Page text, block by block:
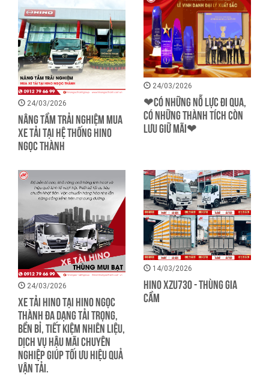
24/03/2026
NÂNG TẦM TRẢI NGHIỆM MUA
XE TẢI TẠI HỆ THỐNG HINO
NGỌC THÀNH
24/03/2026
❤CÓ NHỮNG NỖ LỰC ĐI QUA,
CÓ NHỮNG THÀNH TÍCH CÒN
LƯU GIỮ MÃI❤
24/03/2026
Xe tải Hino tại Hino Ngọc
Thành đa dạng tải trọng,
bền bỉ, tiết kiệm nhiên liệu,
dịch vụ hậu mãi chuyên
nghiệp giúp tối ưu hiệu quả
vận tải.
14/03/2026
HINO XZU730 - THÙNG GIA
CẦM